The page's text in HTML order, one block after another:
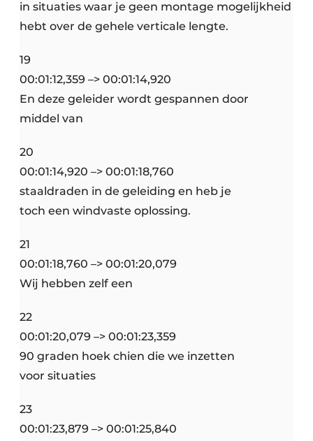
in situaties waar je geen montage mogelijkheid
hebt over de gehele verticale lengte.
19
00:01:12,359 –> 00:01:14,920
En deze geleider wordt gespannen door
middel van
20
00:01:14,920 –> 00:01:18,760
staaldraden in de geleiding en heb je
toch een windvaste oplossing.
21
00:01:18,760 –> 00:01:20,079
Wij hebben zelf een
22
00:01:20,079 –> 00:01:23,359
90 graden hoek chien die we inzetten
voor situaties
23
00:01:23,879 –> 00:01:25,840